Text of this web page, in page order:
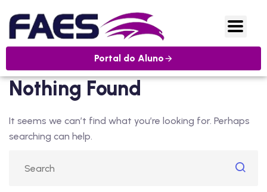
Portal do Aluno
Nothing Found
It seems we can’t find what you’re looking for. Perhaps
searching can help.